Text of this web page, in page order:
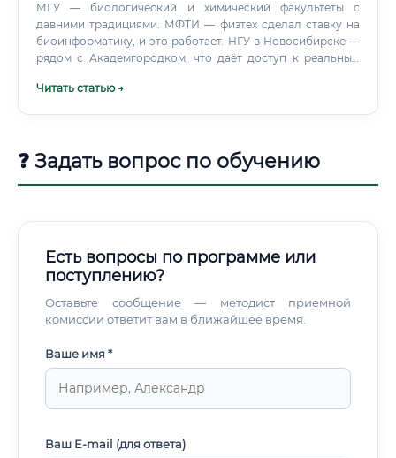
МГУ — биологический и химический факультеты с
давними традициями. МФТИ — физтех сделал ставку на
биоинформатику, и это работает. НГУ в Новосибирске —
рядом с Академгородком, что даёт доступ к реальным
Читать статью →
❓ Задать вопрос по обучению
Есть вопросы по программе или
поступлению?
Оставьте сообщение — методист приемной
комиссии ответит вам в ближайшее время.
Ваше имя *
Ваш E-mail (для ответа)